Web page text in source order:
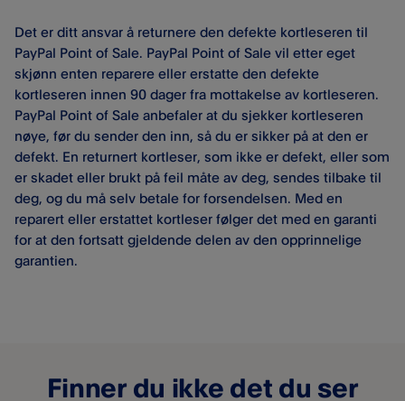
Det er ditt ansvar å returnere den defekte kortleseren til
PayPal Point of Sale. PayPal Point of Sale vil etter eget
skjønn enten reparere eller erstatte den defekte
kortleseren innen 90 dager fra mottakelse av kortleseren.
PayPal Point of Sale anbefaler at du sjekker kortleseren
nøye, før du sender den inn, så du er sikker på at den er
defekt. En returnert kortleser, som ikke er defekt, eller som
er skadet eller brukt på feil måte av deg, sendes tilbake til
deg, og du må selv betale for forsendelsen. Med en
reparert eller erstattet kortleser følger det med en garanti
for at den fortsatt gjeldende delen av den opprinnelige
garantien.
Finner du ikke det du ser